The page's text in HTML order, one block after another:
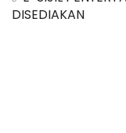
DISEDIAKAN